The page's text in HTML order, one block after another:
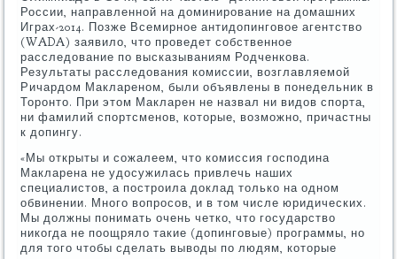
России, направленной на доминирование на домашних
Играх-2014. Позже Всемирное антидопинговое агентство
(WADA) заявило, что проведет собственное
расследование по высказываниям Родченкова.
Результаты расследования комиссии, возглавляемой
Ричардом Маклареном, были объявлены в понедельник в
Торонто. При этом Макларен не назвал ни видов спорта,
ни фамилий спортсменов, которые, возможно, причастны
к допингу.
«Мы открыты и сожалеем, что комиссия господина
Макларена не удосужилась привлечь наших
специалистов, а построила доклад только на одном
обвинении. Много вопросов, и в том числе юридических.
Мы должны понимать очень четко, что государство
никогда не поощряло такие (допинговые) программы, но
для того чтобы сделать выводы по людям, которые